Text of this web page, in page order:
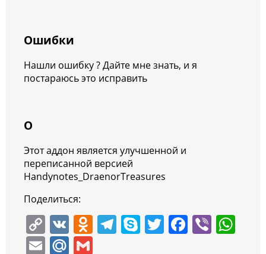
Ошибки
Нашли ошибку ? Дайте мне знать, и я
постараюсь это исправить
О
Этот аддон является улучшенной и
переписанной версией
Handynotes_DraenorTreasures
Поделиться:
C
o
V
K
O T S T F Vi
E M